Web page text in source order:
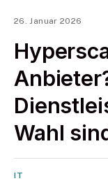
26. Januar 2026
Wahl
IT